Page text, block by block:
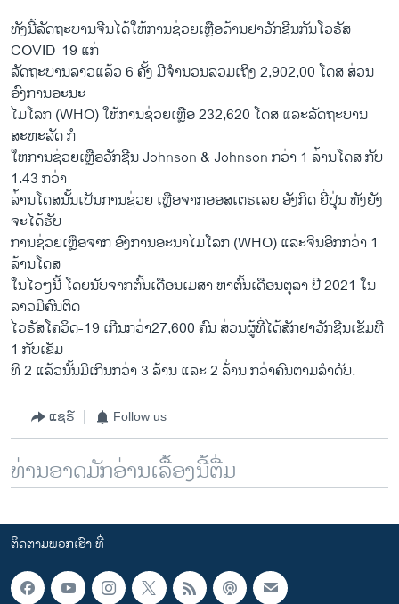
ທັງນີ້ລັດຖະບານຈີນໄດ້ໃຫ້ການຊ່ວຍເຫຼືອດ້ານຢາວັກຊີນກັນໂວຣັສ
COVID-19 ແກ່
ລັດຖະບານລາວແລ້ວ 6 ຄັ້ງ ມີຈຳນວນລວມເຖິງ 2,902,00 ໂດສ ສ່ວນ
ອົງການອະນະ
ໄມໂລກ (WHO) ໃຫ້ການຊ່ວຍເຫຼືອ 232,620 ໂດສ ແລະລັດຖະບານ
ສະຫະລັດ ກໍ
ໃຫການຊ່ວຍເຫຼືອວັກຊີນ Johnson & Johnson ກວ່າ 1 ລ່້ານໂດສ ກັບ
1.43 ກວ່າ
ລ່້ານໂດສນັ້ນເປັນການຊ່ວຍ ເຫຼືອຈາກອອສເຕຣເລຍ ອັງກິດ ຍີ່ປຸ່ນ ທັງຍັງ
ຈະໄດ້ຮັບ
ການຊ່ວຍເຫຼືອຈາກ ອົງການອະນາໄມໂລກ (WHO) ແລະຈີນອີກກວ່າ 1
ລ້ານໂດສ
ໃນໄວໆນີ້ ໂດຍນັບຈາກຕົ້ນເດືອນເມສາ ຫາຕົ້ນເດືອນຕຸລາ ປີ 2021 ໃນ
ລາວມີຄົນຕິດ
ໄວຣັສໂຄວິດ-19 ເກີນກວ່າ27,600 ຄົນ ສ່ວນຜູ້ທີ່ໄດ້ສັກຢາວັກຊີນເຂັມທີ
1 ກັບເຂັມ
ທີ 2 ແລ້ວນັ້ນມີເກີນກວ່າ 3 ລ້ານ ແລະ 2 ລ້່ານ ກວ່າຄົນຕາມລຳດັບ.
ແຊຣ໌ Follow us
ທ່ານອາດມັກອ່ານເລື້ອງນີ້ຕື່ມ
ຕິດຕາມພວກເຮົາ ທີ່